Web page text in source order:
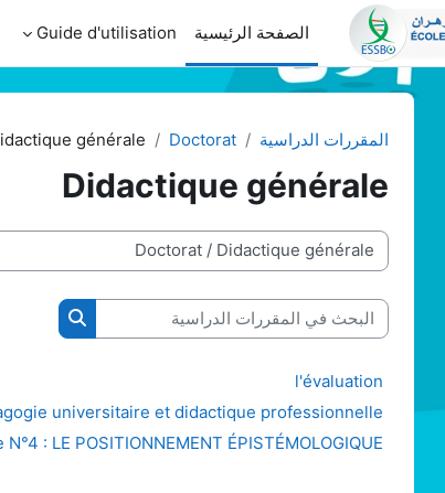
الصفحة الرئيسية
Guide d'utilisation
المقررات الدراسية Doctorat
générale
Didactique générale
تصنيفات المقررات
البحث في المقررات الدراسية
البحث في
l'évaluation
universitaire et didactique professionnelle
: LE POSITIONNEMENT ÉPISTÉMOLOGIQUE